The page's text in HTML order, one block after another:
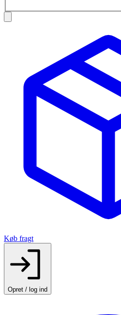
Køb fragt
Opret / log ind